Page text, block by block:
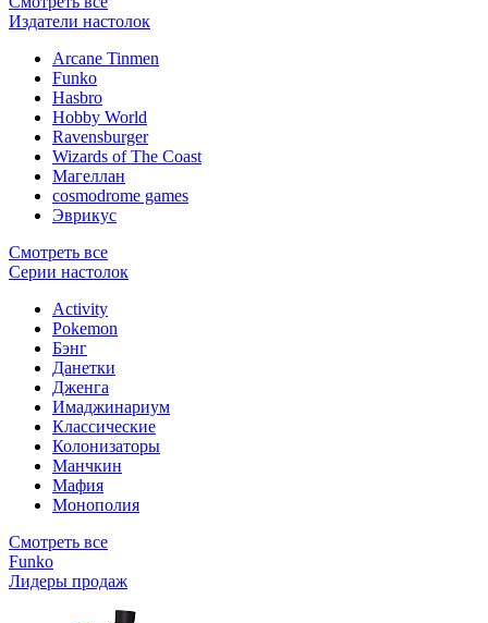
Издатели настолок
Arcane Tinmen
Funko
Hasbro
Hobby World
Ravensburger
Wizards of The Coast
Магеллан
сosmodrome games
Эврикус
Смотреть все
Серии настолок
Activity
Pokemon
Бэнг
Данетки
Дженга
Имаджинариум
Классические
Колонизаторы
Манчкин
Мафия
Монополия
Смотреть все
Funko
Лидеры продаж